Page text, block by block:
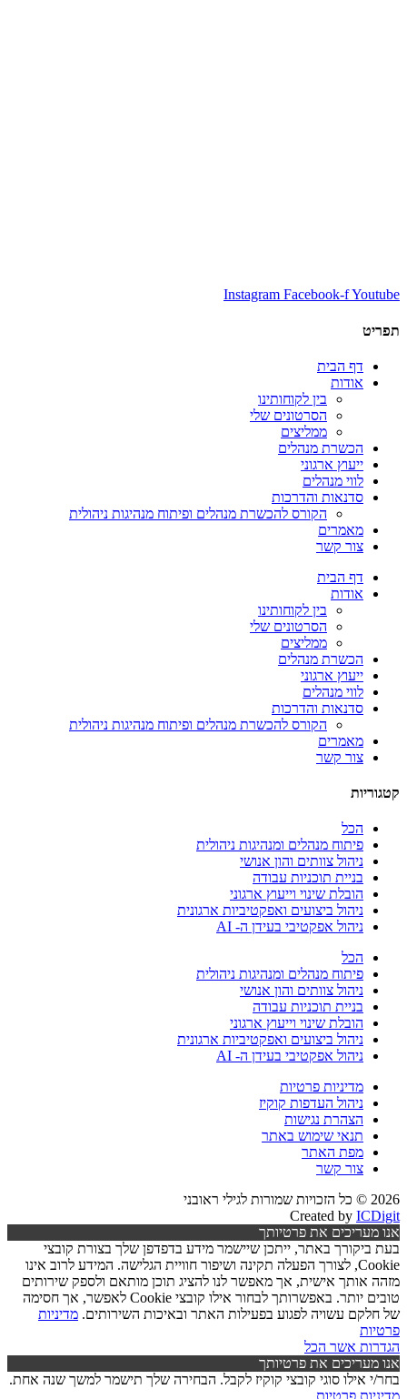
Instagram Facebook-fYoutube
תפריט
דף הבית
אודות
בין לקוחותינו
הסרטונים שלי
ממליצים
הכשרת מנהלים
ייעוץ ארגוני
לווי מנהלים
סדנאות והדרכות
הקורס להכשרת מנהלים ופיתוח מנהיגות ניהולית
מאמרים
צור קשר
דף הבית
אודות
בין לקוחותינו
הסרטונים שלי
ממליצים
הכשרת מנהלים
ייעוץ ארגוני
לווי מנהלים
סדנאות והדרכות
הקורס להכשרת מנהלים ופיתוח מנהיגות ניהולית
מאמרים
צור קשר
קטגוריות
הכל
פיתוח מנהלים ומנהיגות ניהולית
ניהול צוותים והון אנושי
בניית תוכניות עבודה
הובלת שינוי וייעוץ ארגוני
ניהול ביצועים ואפקטיביות ארגונית
ניהול אפקטיבי בעידן ה- AI
הכל
פיתוח מנהלים ומנהיגות ניהולית
ניהול צוותים והון אנושי
בניית תוכניות עבודה
הובלת שינוי וייעוץ ארגוני
ניהול ביצועים ואפקטיביות ארגונית
ניהול אפקטיבי בעידן ה- AI
מדיניות פרטיות
ניהול העדפות קוקיז
הצהרת נגישות
תנאי שימוש באתר
מפת האתר
צור קשר
2026 © כל הזכויות שמורות לגילי ראובני
Created by ICDigit
אנו מעריכים את פרטיותך
בעת ביקורך באתר, ייתכן שיישמר מידע בדפדפן שלך בצורת קובצי
Cookie, לצורך הפעלה תקינה ושיפור חוויית הגלישה. המידע לרוב אינו
מזהה אותך אישית, אך מאפשר לנו להציג תוכן מותאם ולספק שירותים
טובים יותר. באפשרותך לבחור אילו קובצי Cookie לאפשר, אך חסימה
של חלקם עשויה לפגוע בפעילות האתר ובאיכות השירותים. מדיניות
פרטיות
הגדרות אשר הכל
אנו מעריכים את פרטיותך
בחר/י אילו סוגי קובצי קוקיז לקבל. הבחירה שלך תישמר למשך שנה אחת.